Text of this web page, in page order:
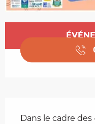
Ouverture et
Dans le cadre des